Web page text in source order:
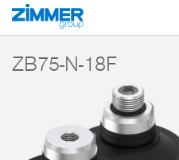
Start Produkte
ZB75-N-18F